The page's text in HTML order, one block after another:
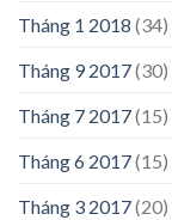
Tháng 1 2018 (34)
Tháng 9 2017(30)
Tháng 7 2017(15)
Tháng 6 2017(15)
Tháng 3 2017(20)